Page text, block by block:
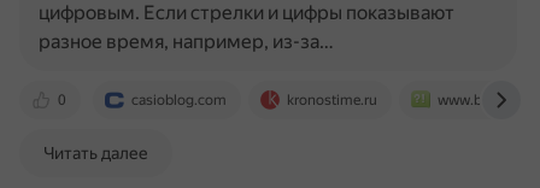
0 casioblog.com kronostime.ru
цифровым. Если стрелки и цифры показывают
разное время, например, из-за…
Читать далее